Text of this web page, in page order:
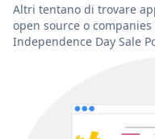
Altri tentano di trovare
open source o
Independence Day Sale